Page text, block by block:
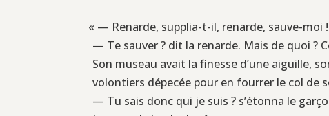
« — Renarde, supplia-t-il, renarde, sauve-moi !
— Te sauver ? dit la renarde. Mais de quoi ?
Son museau avait la finesse d’une aiguille,
volontiers dépecée pour en fourrer le col de
— Tu sais donc qui je suis ? s’étonna le